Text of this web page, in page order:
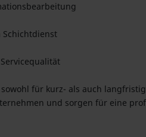
Schichtdienst
für kurz- als auch
und sorgen für eine